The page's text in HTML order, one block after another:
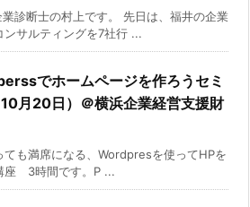
業診断士の村上です。 先日は、福井の企業
ンサルティングを7社行 ...
でホームページを作ろうセミ
月20日）＠横浜企業経営支援財
ても満席になる、Wordpresを使ってHPを
座 3時間です。P ...